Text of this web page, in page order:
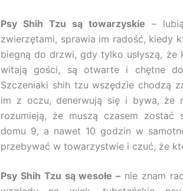
Psy Shih Tzu są towarzyskie –
zwierzętami, sprawia im radość, kiedy
biegną do drzwi, gdy tylko usłyszą,
witają gości, są otwarte i chętne
Szczeniaki shih tzu wszędzie chodzą
im z oczu, denerwują się i bywa, że
rozumieją, że muszą czasem
domu 9, a nawet 10 godzin w
przebywać w towarzystwie i czuć, że
Psy Shih Tzu są wesołe – nie znam